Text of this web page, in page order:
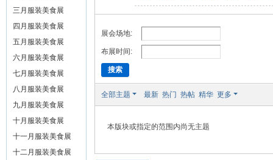
石
展
销
会
三月服装美食展
四月服装美食展
五月服装美食展
六月服装美食展
七月服装美食展
八月服装美食展
九月服装美食展
十月服装美食展
十一月服装美食展
十二月服装美食展
展会场地:
布展时间:
搜索
全部主题 最新 热门 热帖 精华 更多
本版块或指定的范围内尚无主题